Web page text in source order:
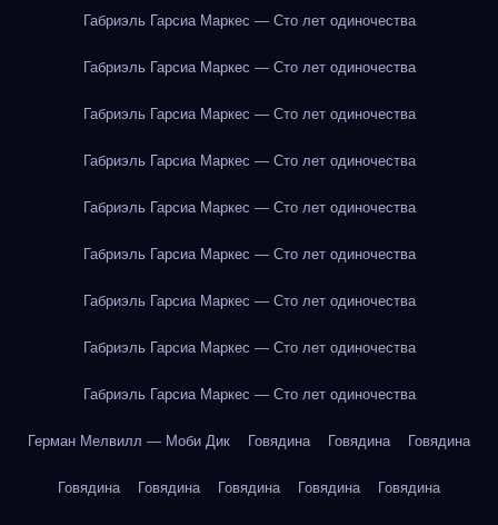
Габриэль Гарсиа Маркес — Сто лет одиночества
Габриэль Гарсиа Маркес — Сто лет одиночества
Габриэль Гарсиа Маркес — Сто лет одиночества
Габриэль Гарсиа Маркес — Сто лет одиночества
Габриэль Гарсиа Маркес — Сто лет одиночества
Габриэль Гарсиа Маркес — Сто лет одиночества
Габриэль Гарсиа Маркес — Сто лет одиночества
Габриэль Гарсиа Маркес — Сто лет одиночества
Габриэль Гарсиа Маркес — Сто лет одиночества
Герман Мелвилл — Моби Дик Говядина Говядина Говядина
Говядина Говядина Говядина Говядина Говядина